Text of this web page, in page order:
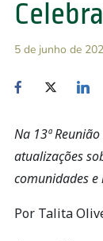
5 de junho de
Na 13ª
atualizações
comunidades
Por Talita